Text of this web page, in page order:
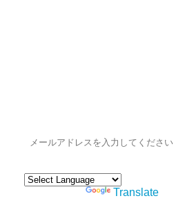
Translate